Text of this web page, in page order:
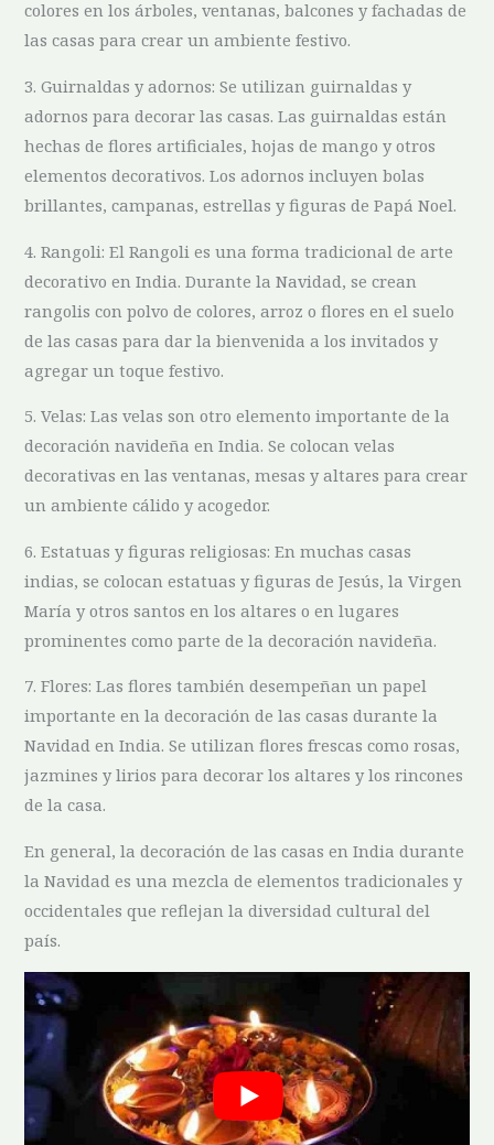
colores en los ‌árboles, ventanas, balcones y fachadas de
las casas para crear ‍un ambiente festivo.
3. Guirnaldas y adornos: Se ⁢utilizan guirnaldas y
adornos para decorar las casas. ⁢Las⁢ guirnaldas están
hechas ‌de flores artificiales,⁤ hojas de ​mango y ⁤otros
elementos decorativos. Los adornos incluyen bolas
brillantes, campanas, ​estrellas y figuras de Papá Noel.
4. Rangoli: ⁣El Rangoli ⁢es una⁤ forma tradicional ⁣de arte
decorativo en India. Durante ​la Navidad, se crean‌
rangolis con polvo de colores, arroz ‌o flores en el⁤ suelo
de⁣ las ⁢casas para⁢ dar la bienvenida a los invitados y ​
agregar un toque‍ festivo.
5. Velas: Las‍ velas son otro elemento importante de la
decoración navideña en India.⁣ Se colocan velas
decorativas ⁢en las ventanas, mesas y altares para⁣ crear
un ambiente cálido y acogedor.
6.⁢ Estatuas⁢ y figuras religiosas: En muchas casas
indias,‍ se colocan estatuas y figuras de Jesús, la ​Virgen
María y​ otros‍ santos‍ en los altares ‍o ⁢en lugares
prominentes como parte⁤ de la decoración navideña.
7. ⁢Flores: Las flores también ⁤desempeñan un papel
importante en⁢ la decoración de las casas durante‍ la⁢
Navidad en India.⁢ Se ‍utilizan flores frescas ‌como rosas,
jazmines y ⁤lirios para decorar los altares y los rincones
de la casa.
En general, ‍la decoración⁢ de las casas en India durante
la Navidad ⁤es una mezcla ⁢de elementos tradicionales y
occidentales que reflejan la diversidad cultural del
país.